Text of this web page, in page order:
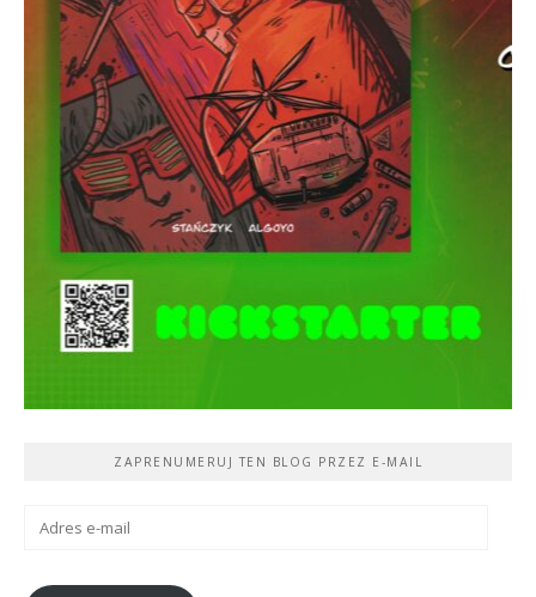
ZAPRENUMERUJ TEN BLOG PRZEZ E-MAIL
Adres